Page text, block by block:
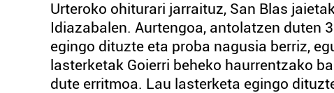
Urteroko ohiturari jarraituz, San Blas
Idiazabalen. Aurtengoa, antolatzen duten
egingo dituzte eta proba nagusia berriz,
lasterketak Goierri beheko haurrentzako
dute erritmoa. Lau lasterketa egingo